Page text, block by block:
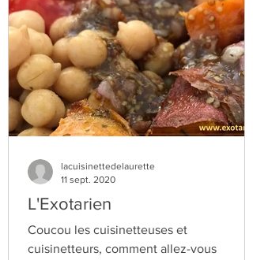
L'Exotarien
Coucou les cuisinetteuses et
cuisinetteurs, comment allez-vous
lacuisinettedelaurette
11 sept. 2020